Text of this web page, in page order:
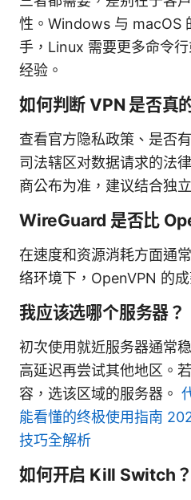
性。Windows 与 macOS
手，Linux 需要更多命令
经验。
如何判断 VPN 是否真
查看官方隐私政策、是否
司法辖区对数据请求的法
商公布为准，建议结合独
WireGuard 是否比
在速度和资源消耗方面通
络环境下，OpenVPN 的
我应该选哪个服务器？
初次使用就近服务器通常
高延迟再尝试其他地区。
容，选该区域的服务器。
能看懂的终极使用指南
技巧全解析
如何开启 Kill Switch？